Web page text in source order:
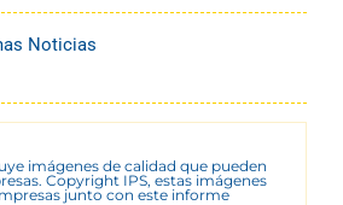
Noticias
imágenes de calidad que pueden
Copyright IPS, estas imágenes
junto con este informe